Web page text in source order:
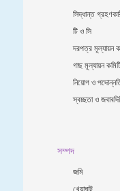
সিদ্ধান্ত
টি ও সি
দরপত্র মূল্যায়ন
গাছ মূল্যায়ন
নিয়োগ ও
স্বচ্ছতা ও
সম্পদ
জমি
খেয়াঘাট